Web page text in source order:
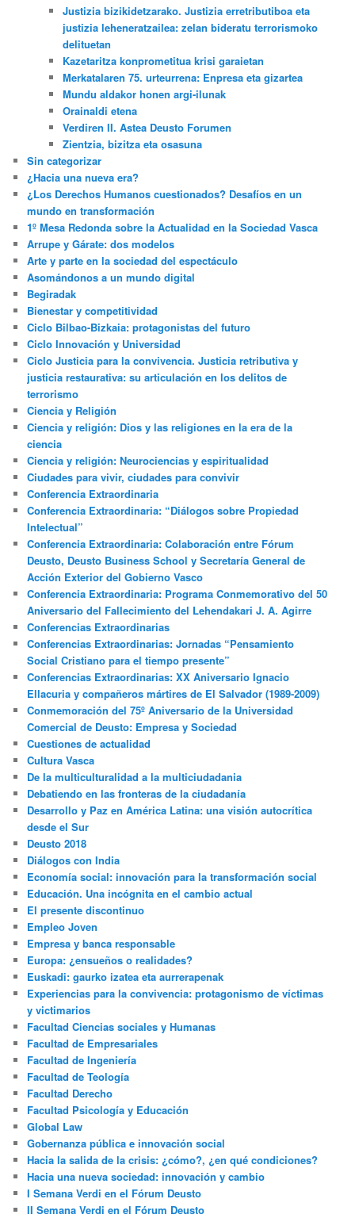
Justizia bizikidetzarako. Justizia erretributiboa eta
justizia leheneratzailea: zelan bideratu terrorismoko
delituetan
Kazetaritza konprometitua krisi garaietan
Merkatalaren 75. urteurrena: Enpresa eta gizartea
Mundu aldakor honen argi-ilunak
Orainaldi etena
Verdiren II. Astea Deusto Forumen
Zientzia, bizitza eta osasuna
Sin categorizar
¿Hacia una nueva era?
¿Los Derechos Humanos cuestionados? Desafíos en un
mundo en transformación
1º Mesa Redonda sobre la Actualidad en la Sociedad Vasca
Arrupe y Gárate: dos modelos
Arte y parte en la sociedad del espectáculo
Asomándonos a un mundo digital
Begiradak
Bienestar y competitividad
Ciclo Bilbao-Bizkaia: protagonistas del futuro
Ciclo Innovación y Universidad
Ciclo Justicia para la convivencia. Justicia retributiva y
justicia restaurativa: su articulación en los delitos de
terrorismo
Ciencia y Religión
Ciencia y religión: Dios y las religiones en la era de la
ciencia
Ciencia y religión: Neurociencias y espiritualidad
Ciudades para vivir, ciudades para convivir
Conferencia Extraordinaria
Conferencia Extraordinaria: “Diálogos sobre Propiedad
Intelectual”
Conferencia Extraordinaria: Colaboración entre Fórum
Deusto, Deusto Business School y Secretaría General de
Acción Exterior del Gobierno Vasco
Conferencia Extraordinaria: Programa Conmemorativo del 50
Aniversario del Fallecimiento del Lehendakari J. A. Agirre
Conferencias Extraordinarias
Conferencias Extraordinarias: Jornadas “Pensamiento
Social Cristiano para el tiempo presente”
Conferencias Extraordinarias: XX Aniversario Ignacio
Ellacuria y compañeros mártires de El Salvador (1989-2009)
Conmemoración del 75º Aniversario de la Universidad
Comercial de Deusto: Empresa y Sociedad
Cuestiones de actualidad
Cultura Vasca
De la multiculturalidad a la multiciudadania
Debatiendo en las fronteras de la ciudadanía
Desarrollo y Paz en América Latina: una visión autocrítica
desde el Sur
Deusto 2018
Diálogos con India
Economía social: innovación para la transformación social
Educación. Una incógnita en el cambio actual
El presente discontinuo
Empleo Joven
Empresa y banca responsable
Europa: ¿ensueños o realidades?
Euskadi: gaurko izatea eta aurrerapenak
Experiencias para la convivencia: protagonismo de víctimas
y victimarios
Facultad Ciencias sociales y Humanas
Facultad de Empresariales
Facultad de Ingeniería
Facultad de Teología
Facultad Derecho
Facultad Psicología y Educación
Global Law
Gobernanza pública e innovación social
Hacia la salida de la crisis: ¿cómo?, ¿en qué condiciones?
Hacia una nueva sociedad: innovación y cambio
I Semana Verdi en el Fórum Deusto
II Semana Verdi en el Fórum Deusto